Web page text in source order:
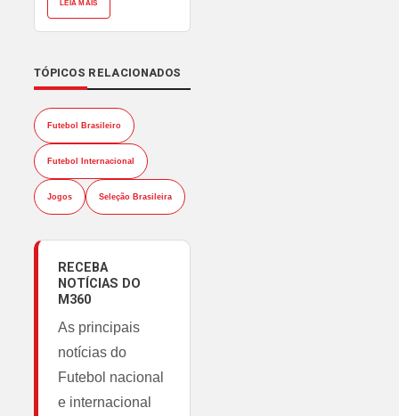
LEIA MAIS
TÓPICOS RELACIONADOS
Futebol Brasileiro
Futebol Internacional
Jogos Seleção Brasileira
RECEBA
NOTÍCIAS DO
M360
As principais
notícias do
Futebol nacional
e internacional